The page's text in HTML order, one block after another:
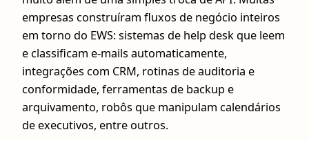
empresas construíram fluxos de negócio inteiros
em torno do EWS: sistemas de help desk que leem
e classificam e‑mails automaticamente,
integrações com CRM, rotinas de auditoria e
conformidade, ferramentas de backup e
arquivamento, robôs que manipulam calendários
de executivos, entre outros.